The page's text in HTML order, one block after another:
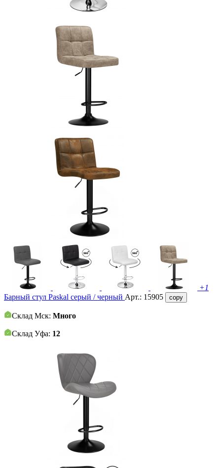
+1
Барный стул Paskal серый / черный Арт.: 15905 copy
Склад Мск: Много
Склад Уфа: 12